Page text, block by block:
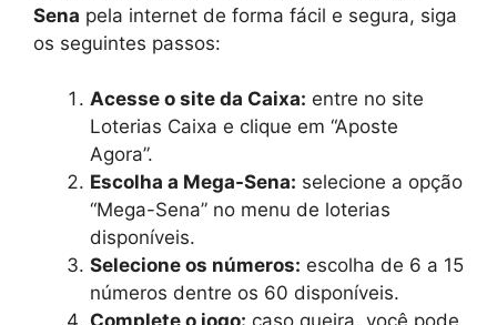
Sena pela internet de forma fácil e segura, siga
os seguintes passos:
Acesse o site da Caixa: entre no site
Loterias Caixa e clique em “Aposte
Agora”.
Escolha a Mega-Sena: selecione a opção
“Mega-Sena” no menu de loterias
disponíveis.
Selecione os números: escolha de 6 a 15
números dentre os 60 disponíveis.